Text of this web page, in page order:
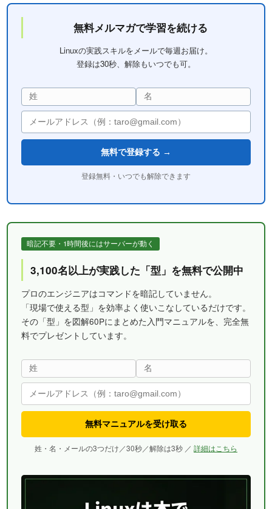
無料メルマガで学習を続ける
Linuxの実践スキルをメールで毎週お届け。
登録は30秒、解除もいつでも可。
無料で登録する →
登録無料・いつでも解除できます
暗記不要・1時間後にはサーバーが動く
3,100名以上が実践した「型」を無料で公開中
プロのエンジニアはコマンドを暗記していません。
「現場で使える型」を効率よく使いこなしているだけです。
その「型」を図解60Pにまとめた入門マニュアルを、完全無
料でプレゼントしています。
無料マニュアルを受け取る
姓・名・メールの3つだけ／30秒／解除は3秒 ／ 詳細はこちら